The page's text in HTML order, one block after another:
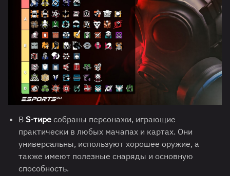
В S-тире собраны персонажи, играющие
практически в любых мачапах и картах. Они
универсальны, используют хорошее оружие, а
также имеют полезные снаряды и основную
способность.